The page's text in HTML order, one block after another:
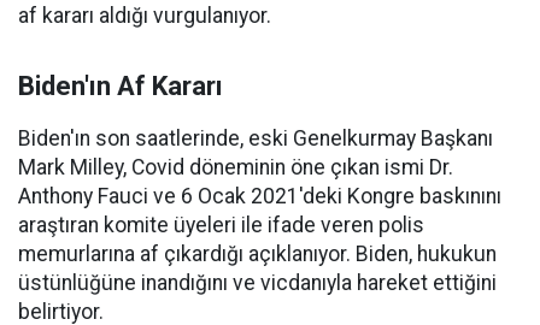
af kararı aldığı vurgulanıyor.
Biden'ın Af Kararı
Biden'ın son saatlerinde, eski Genelkurmay Başkanı
Mark Milley, Covid döneminin öne çıkan ismi Dr.
Anthony Fauci ve 6 Ocak 2021'deki Kongre baskınını
araştıran komite üyeleri ile ifade veren polis
memurlarına af çıkardığı açıklanıyor. Biden, hukukun
üstünlüğüne inandığını ve vicdanıyla hareket ettiğini
belirtiyor.